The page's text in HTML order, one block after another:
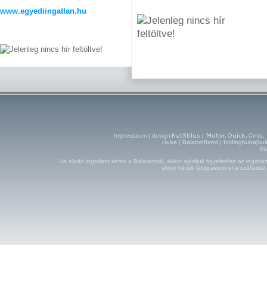
www.egyediingatlan.hu
Impresszum | design. |
Huba | Balatonfüred |
Ha eladó ingatlant keres a Balatonnál, akkor ajánljuk figyelmébe az
akkor kérjük látogasson el a